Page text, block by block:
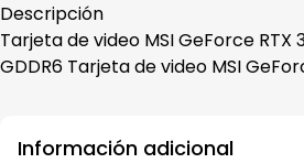
Descripción
Tarjeta de video MSI GeForce RTX
GDDR6 Tarjeta de video MSI
Información adicional